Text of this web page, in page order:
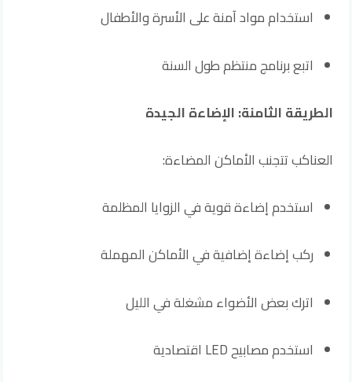
استخدام مواد آمنة على الأسرة والأطفال
اتبع برنامج منتظم طول السنة
الطريقة الثامنة: الإضاءة الجيدة
العناكب تتجنب الأماكن المضاءة:
استخدم إضاءة قوية في الزوايا المظلمة
ركب إضاءة إضافية في الأماكن المهملة
اترك بعض الأضواء مشغلة في الليل
استخدم مصابيح LED اقتصادية